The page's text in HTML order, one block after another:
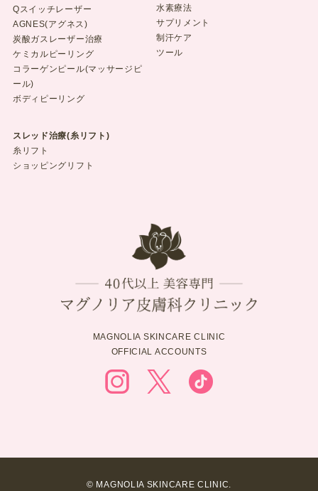
Qスイッチレーザー
AGNES(アグネス)
炭酸ガスレーザー治療
ケミカルピーリング
コラーゲンピール(マッサージピ
ール)
ボディピーリング
スレッド治療(糸リフト)
糸リフト
ショッピングリフト
水素療法
サプリメント
制汗ケア
ツール
MAGNOLIA SKINCARE CLINIC
OFFICIAL ACCOUNTS
© MAGNOLIA SKINCARE CLINIC.